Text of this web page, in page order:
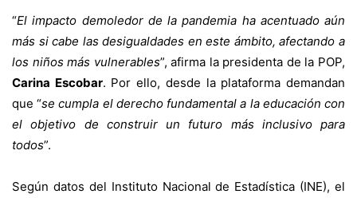
“El impacto demoledor de la pandemia ha acentuado aún
más si cabe las desigualdades en este ámbito, afectando a
los niños más vulnerables”, afirma la presidenta de la POP,
Carina Escobar. Por ello, desde la plataforma demandan
que “se cumpla el derecho fundamental a la educación con
el objetivo de construir un futuro más inclusivo para
todos”.
Según datos del Instituto Nacional de Estadística (INE), el